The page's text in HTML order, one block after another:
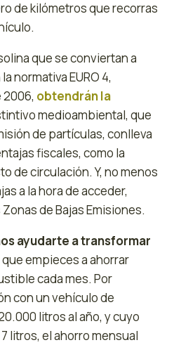
de kilómetros que recorras
que se conviertan a
normativa EURO 4,
obtendrán la
medioambiental, que
de partículas, conlleva
fiscales, como la
de circulación. Y, no menos
a la hora de acceder,
de Bajas Emisiones.
ayudarte a transformar
que empieces a ahorrar
cada mes. Por
con un vehículo de
litros al año, y cuyo
litros, el ahorro mensual